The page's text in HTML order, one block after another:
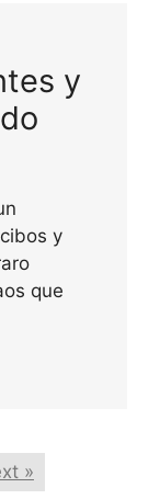
y
y
que
»